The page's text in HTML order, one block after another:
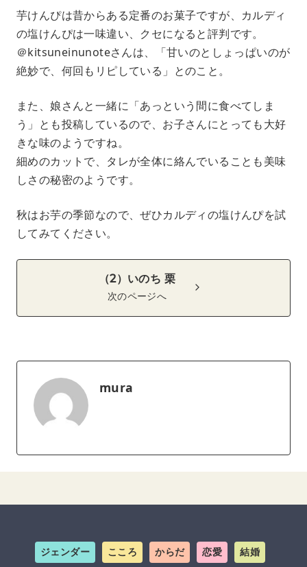
芋けんぴは昔からある定番のお菓子ですが、カルディ
の塩けんぴは一味違い、クセになると評判です。
＠kitsuneinunoteさんは、「甘いのとしょっぱいのが
絶妙で、何回もリピしている」とのこと。
また、娘さんと一緒に「あっという間に食べてしま
う」とも投稿しているので、お子さんにとっても大好
きな味のようですね。
細めのカットで、タレが全体に絡んでいることも美味
しさの秘密のようです。
秋はお芋の季節なので、ぜひカルディの塩けんぴを試
してみてください。
（2）いのち 栗
次のページへ
mura
ジェンダー こころ からだ 恋愛 結婚